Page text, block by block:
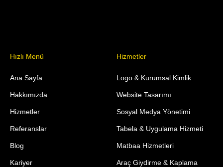
Hızlı Menü
Ana Sayfa
Hakkımızda
Hizmetler
Referanslar
Blog
Kariyer
Hizmetler
Logo & Kurumsal Kimlik
Website Tasarımı
Sosyal Medya Yönetimi
Tabela & Uygulama Hizmeti
Matbaa Hizmetleri
Araç Giydirme & Kaplama